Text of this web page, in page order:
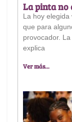
La pinta no
La hoy
que para
provocador.
explica
Ver más...